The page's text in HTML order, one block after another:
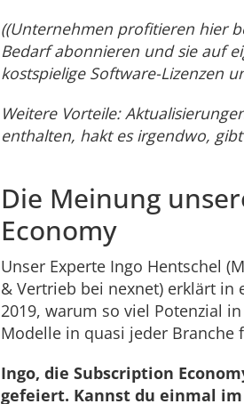
((Unternehmen profitieren hier
Bedarf abonnieren und sie auf
kostspielige Software-Lizenzen
Weitere Vorteile:
enthalten, hakt es irgendwo,
Die Meinung
Economy
Unser Experte Ingo Hentschel
& Vertrieb bei nexnet) erklärt in
2019, warum so viel Potenzial
Modelle in quasi jeder Branche
Ingo, die Subscription
gefeiert. Kannst du einmal